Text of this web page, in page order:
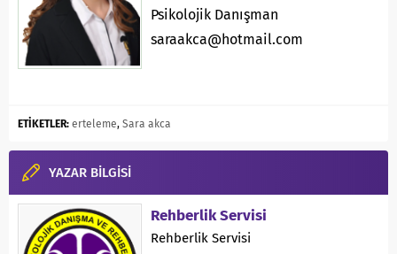
Psikolojik Danışman
saraakca@hotmail.com
ETİKETLER: erteleme, Sara akca
YAZAR BİLGİSİ
Rehberlik Servisi
Rehberlik Servisi